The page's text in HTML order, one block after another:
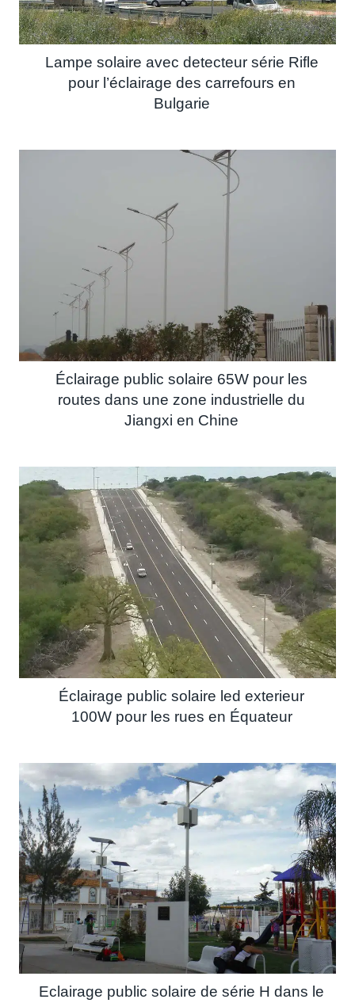
Lampe solaire avec detecteur série Rifle
pour l’éclairage des carrefours en
Bulgarie
Éclairage public solaire 65W pour les
routes dans une zone industrielle du
Jiangxi en Chine
Éclairage public solaire led exterieur
100W pour les rues en Équateur
Eclairage public solaire de série H dans le